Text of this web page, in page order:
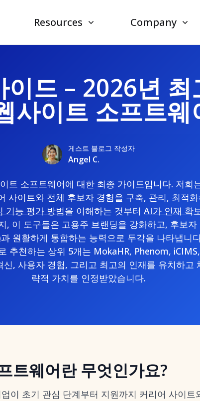
Resources Company
이드 – 2026년
사이트 소프트웨
게스트 블로그 작성자
Angel C.
트 소프트웨어에 대한 최종 가이드입니다. 저희
사이트와 전체 후보자 경험을 구축, 관리, 최적
기능 평가 방법을 이해하는 것부터 AI가 인재 확
, 이 도구들은 고용주 브랜딩을 강화하고, 후보
과 원활하게 통합하는 능력으로 두각을 나타냅니
추천하는 상위 5개는 MokaHR, Phenom,
, 사용자 경험, 그리고 최고의 인재를 유치하고
략적 가치를 인정받았습니다.
트웨어란 무엇인가요?
이 초기 관심 단계부터 지원까지 커리어 사이